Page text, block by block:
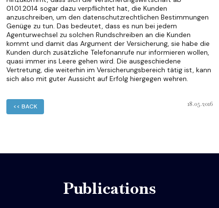
01.01.2014 sogar dazu verpflichtet hat, die Kunden
anzuschreiben, um den datenschutzrechtlichen Bestimmungen
Genüge zu tun. Das bedeutet, dass es nun bei jedem
Agenturwechsel zu solchen Rundschreiben an die Kunden
kommt und damit das Argument der Versicherung, sie habe die
Kunden durch zusätzliche Telefonanrufe nur informieren wollen,
quasi immer ins Leere gehen wird. Die ausgeschiedene
Vertretung, die weiterhin im Versicherungsbereich tätig ist, kann
sich also mit guter Aussicht auf Erfolg hiergegen wehren.
<< BACK 18.05.2016
Publications